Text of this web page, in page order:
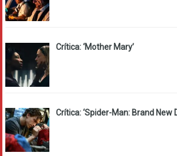
Crítica: ‘Mother Mary’
Crítica: ‘Spider-Man: Brand New